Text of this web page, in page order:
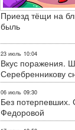
Приезд тёщи на
быль
23 июль 10:04
Вкус поражения.
Серебренникову
06 июль 09:30
Без
Федоровой